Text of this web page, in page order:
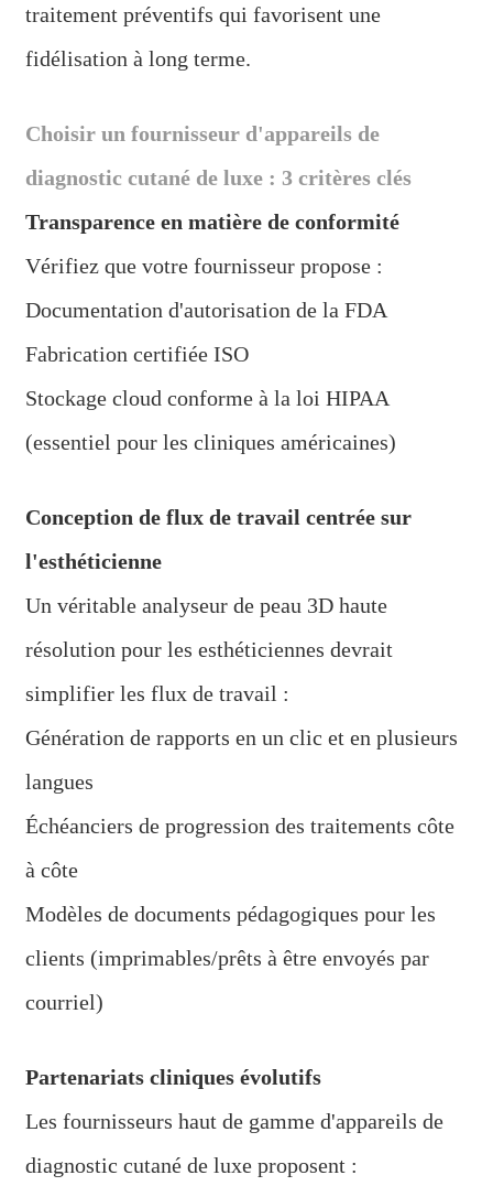
traitement préventifs qui favorisent une
fidélisation à long terme.
Choisir un fournisseur d'appareils de
diagnostic cutané de luxe : 3 critères clés
Transparence en matière de conformité
Vérifiez que votre fournisseur propose :
Documentation d'autorisation de la FDA
Fabrication certifiée ISO
Stockage cloud conforme à la loi HIPAA
(essentiel pour les cliniques américaines)
Conception de flux de travail centrée sur
l'esthéticienne
Un véritable analyseur de peau 3D haute
résolution pour les esthéticiennes devrait
simplifier les flux de travail :
Génération de rapports en un clic et en plusieurs
langues
Échéanciers de progression des traitements côte
à côte
Modèles de documents pédagogiques pour les
clients (imprimables/prêts à être envoyés par
courriel)
Partenariats cliniques évolutifs
Les fournisseurs haut de gamme d'appareils de
diagnostic cutané de luxe proposent :